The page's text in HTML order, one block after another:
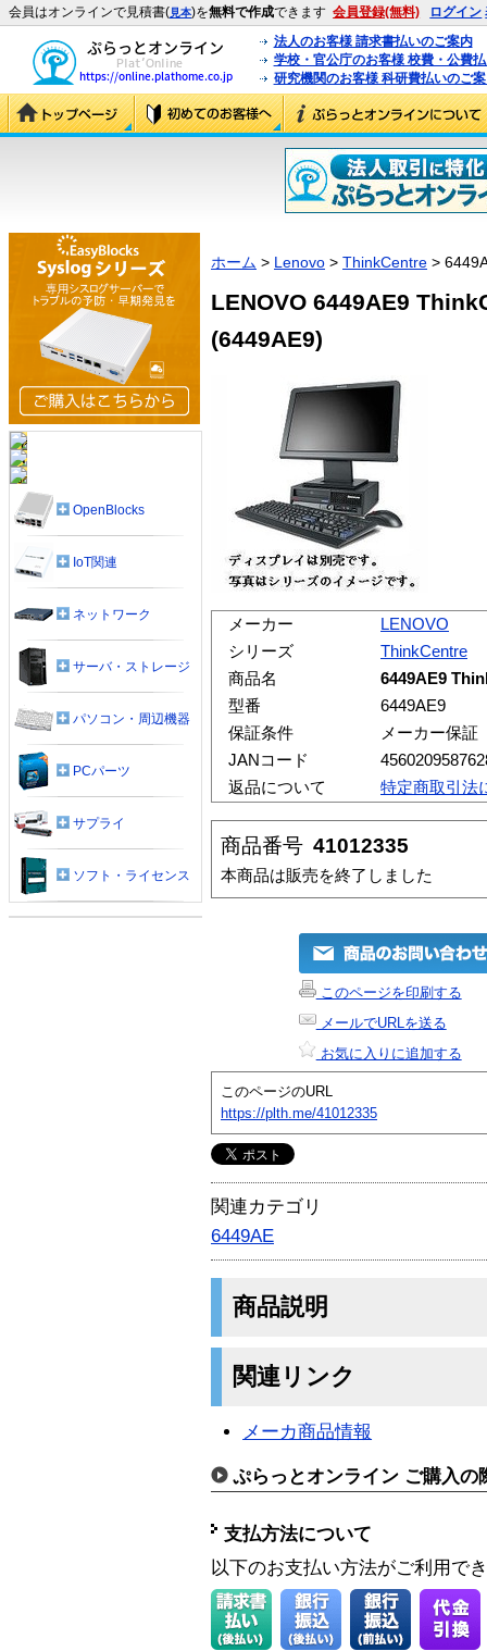
会員はオンラインで見積書(見本)を無料で作成できます 会員登録(無料) ログイン
法人のお客様 請求書払いのご案内
学校・官公庁のお客様 校費・公費
研究機関のお客様 科研費払いのご
ホーム > Lenovo > ThinkCentre >
LENOVO 6449AE9
(6449AE9)
メーカー
LENOVO
シリーズ
ThinkCentre
商品名
6449AE9
型番
6449AE9
保証条件
メーカー保証
JANコード
返品について
特定商取引法
商品番号 41012335
本商品は販売を終了しました
このページを印刷する
メールでURLを送る
お気に入りに追加する
このページのURL
https://plth.me/41012335
関連カテゴリ
6449AE
商品説明
関連リンク
メーカ商品情報
ぷらっとオンライン ご購入の
支払方法について
以下のお支払い方法がご利用で
OpenBlocks
IoT関連
ネットワーク
サーバ・ストレージ
パソコン・周辺機器
PCパーツ
サプライ
ソフト・ライセンス